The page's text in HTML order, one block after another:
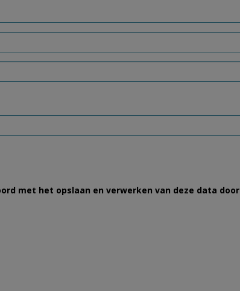
met het opslaan en verwerken van deze data door